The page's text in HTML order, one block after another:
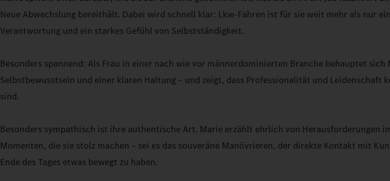
Neue Abwechslung bereithält. Dabei wird schnell klar: Lkw-Fahren ist für sie weit mehr als nur
Verantwortung und ein starkes Gefühl von Selbstständigkeit.
Besonders spannend: Als Frau in einer nach wie vor männerdominierten Branche behauptet
Selbstbewusstsein und einer klaren Haltung – und zeigt, dass Professionalität und Leidenschaft
sind.
Besonders sympathisch ist ihre authentische Art. Marie erzählt ehrlich von Herausforderungen
Momenten, die sie stolz machen – sei es das souveräne Manövrieren, der direkte Kontakt mit
Ende des Tages etwas bewegt zu haben.